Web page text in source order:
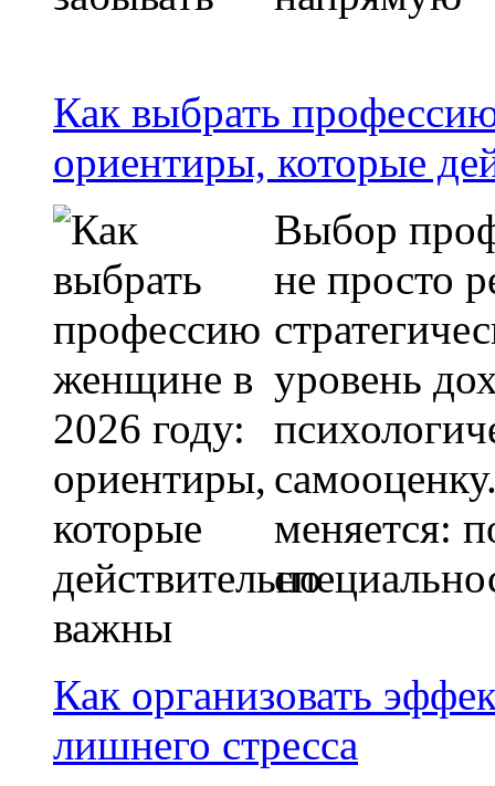
Как выбрать
ориентиры, которые
Выбор
не просто
уровень
меняется:
Как организовать
лишнего стресса